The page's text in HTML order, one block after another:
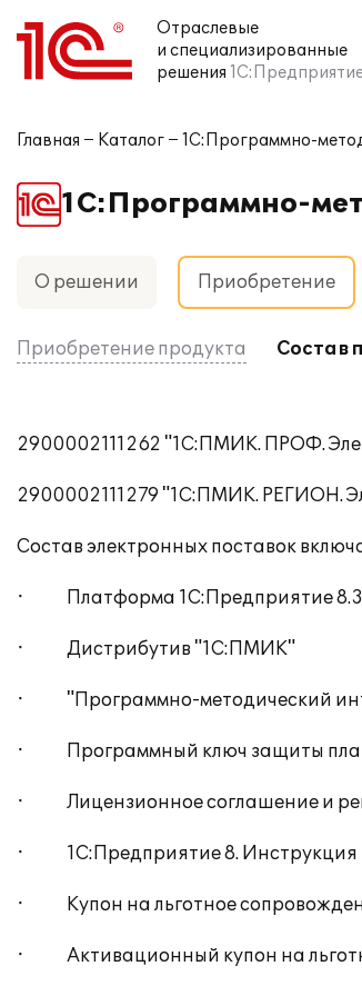
Отраслевые
и специализированные
решения
Главная Каталог 1С:Программно-
1С:Программно-
О решении Приобретение
Приобретение продукта Состав
2900002111262 "1С:ПМИК. ПРОФ.
2900002111279 "1С:ПМИК. РЕГИОН.
Состав электронных поставок
· Платформа 1С:Предприятие 8.3
· Дистрибутив "1С:ПМИК"
· "Программно-методический
· Программный ключ защиты
· Лицензионное соглашение и
· 1С:Предприятие 8. Инструкция
· Купон на льготное
· Активационный купон на